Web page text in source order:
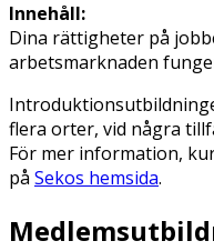
Innehåll:
Dina rättigheter på
arbetsmarknaden
flera orter, vid några
För mer information,
på Sekos hemsida.